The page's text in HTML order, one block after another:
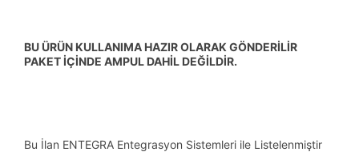
BU ÜRÜN KULLANIMA HAZIR OLARAK GÖNDERİLİR
PAKET İÇİNDE AMPUL DAHİL DEĞİLDİR.
Bu İlan ENTEGRA Entegrasyon Sistemleri ile Listelenmiştir